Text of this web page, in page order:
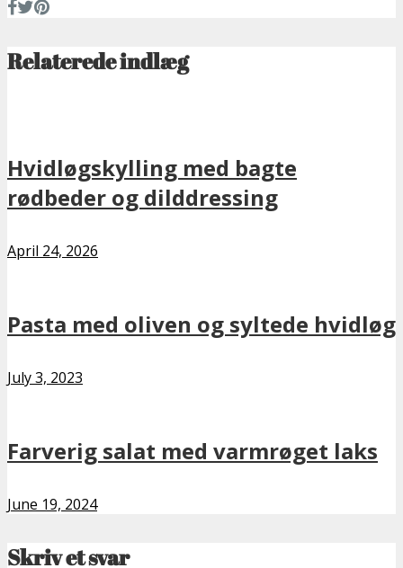
Relaterede indlæg
Hvidløgskylling med bagte
rødbeder og dilddressing
April 24, 2026
Pasta med oliven og syltede hvidløg
July 3, 2023
Farverig salat med varmrøget laks
June 19, 2024
Skriv et svar